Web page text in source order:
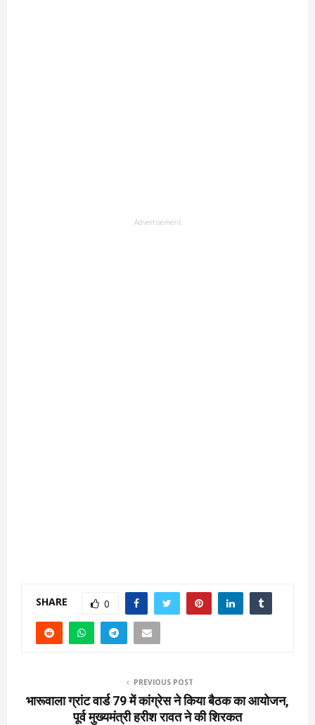
Advertisement
SHARE 0
PREVIOUS POST
भारूवाला ग्रांट वार्ड 79 में कांग्रेस ने किया बैठक का आयोजन,
पूर्व मुख्यमंत्री हरीश रावत ने की शिरकत